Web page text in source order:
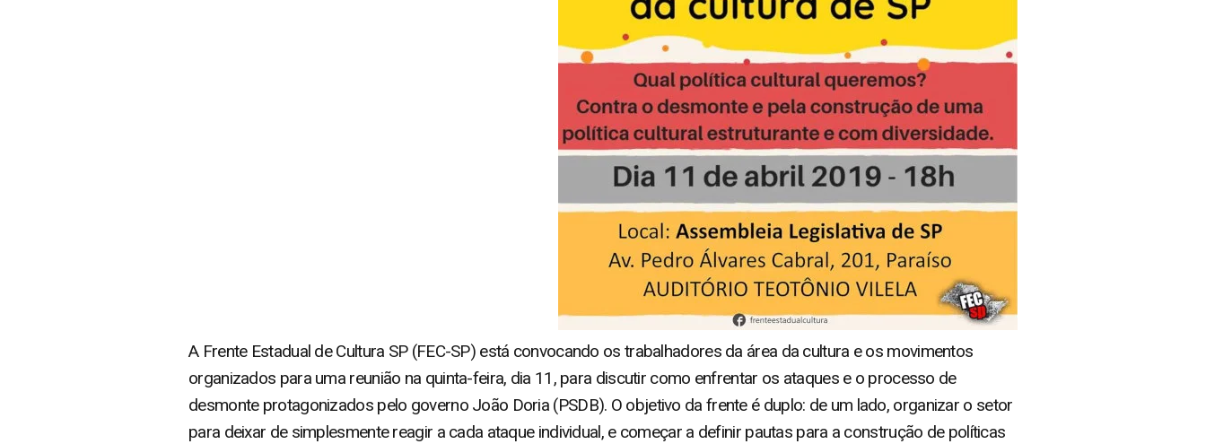
A Frente Estadual de Cultura SP (FEC-SP) está convocando os trabalhadores da área da cultura e os movimentos
organizados para uma reunião na quinta-feira, dia 11, para discutir como enfrentar os ataques e o processo de
desmonte protagonizados pelo governo João Doria (PSDB). O objetivo da frente é duplo: de um lado, organizar o setor
para deixar de simplesmente reagir a cada ataque individual, e começar a definir pautas para a construção de políticas